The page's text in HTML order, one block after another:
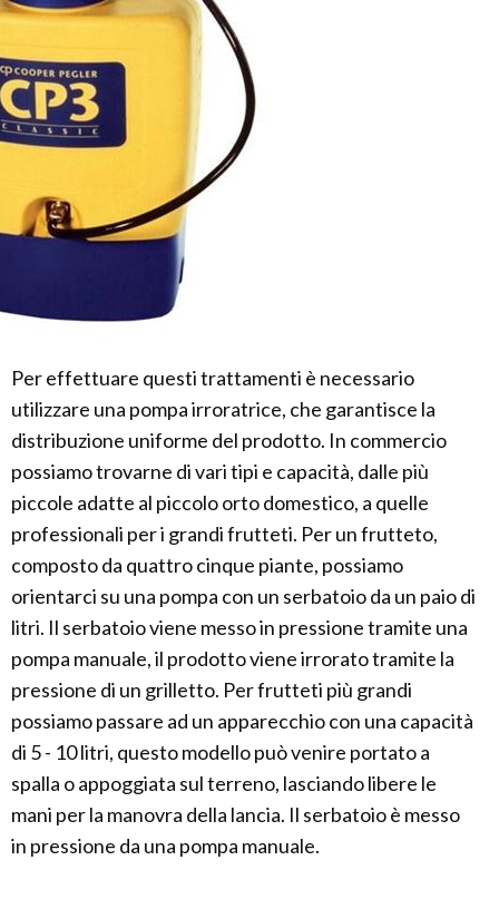
Per effettuare questi trattamenti è necessario
utilizzare una pompa irroratrice, che garantisce la
distribuzione uniforme del prodotto. In commercio
possiamo trovarne di vari tipi e capacità, dalle più
piccole adatte al piccolo orto domestico, a quelle
professionali per i grandi frutteti. Per un frutteto,
composto da quattro cinque piante, possiamo
orientarci su una pompa con un serbatoio da un paio di
litri. Il serbatoio viene messo in pressione tramite una
pompa manuale, il prodotto viene irrorato tramite la
pressione di un grilletto. Per frutteti più grandi
possiamo passare ad un apparecchio con una capacità
di 5 - 10 litri, questo modello può venire portato a
spalla o appoggiata sul terreno, lasciando libere le
mani per la manovra della lancia. Il serbatoio è messo
in pressione da una pompa manuale.